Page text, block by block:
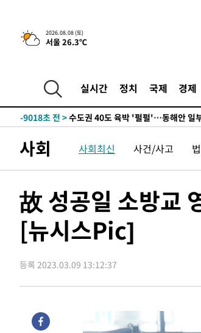
2026.08.08 (토)
서울 26.3℃
실시간 정치 국제 경제
청래 44.56%
-16723초 전 >[속보]與 대표 경선 제주·인천 당원
42.08%·宋 10.17%
-16257초 전 >이강인 "아틀레티코 이적 기뻐…등번
-9966초 전 >
낮 최고 35도 '무더위'…동해안 시
-9236초 전 >
레티코 이적"
-9018초 전 >수도권 40도 육박 '펄펄'…동해안 일
-1932초 전 >
강릉에 시간당 81.4㎜ 물폭탄…도로
32분 전 >백운산서 80년근 천종산삼 9뿌리 발견…
1시간 전 >남자 농구, 나고야 아시안게임서 '홈팀'
2시간 전 >여수 오동도 해상서 모터보트 전복…1명
3시간 전 >극한폭염 한풀 꺾이지만…'낮 최고 35도'
4시간 전 >[속보]'압수수색·성접대 논란' 축구협회
7시간 전 >'최고 37도' 폭염 지속…강원동해안 최
-26461초 전 >
이란 "호르무즈 재개방 합의 근접
사회 사회최신 사건/사고
故 성공일 소방교
[뉴시스Pic]
등록 2023.03.09 13:12:37